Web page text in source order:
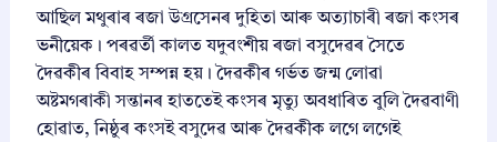
আছিল মথুৰাৰ ৰজা উগ্ৰসেনৰ দুহিতা আৰু অত্যাচাৰী ৰজা কংসৰ
ভনীয়েক। পৰৱৰ্তী কালত যদুবংশীয় ৰজা বসুদেৱৰ সৈতে
দৈৱকীৰ বিবাহ সম্পন্ন হয়। দৈৱকীৰ গৰ্ভত জন্ম লোৱা
অষ্টমগৰাকী সন্তানৰ হাততেই কংসৰ মৃত্যু অবধাৰিত বুলি দৈৱবাণী
হোৱাত, নিষ্ঠুৰ কংসই বসুদেৱ আৰু দৈৱকীক লগে লগেই